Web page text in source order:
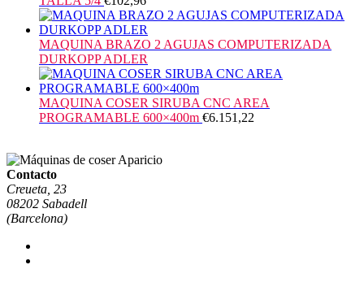
MAQUINA BRAZO 2 AGUJAS COMPUTERIZADA
DURKOPP ADLER
MAQUINA COSER SIRUBA CNC AREA
PROGRAMABLE 600×400m €6.151,22
Contacto
Creueta, 23
08202 Sabadell
(Barcelona)